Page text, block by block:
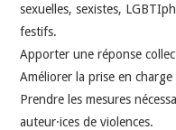
sexuelles, sexistes,
festifs.
Apporter une réponse
Améliorer la prise en
Prendre les mesures
auteur·ices de violences.